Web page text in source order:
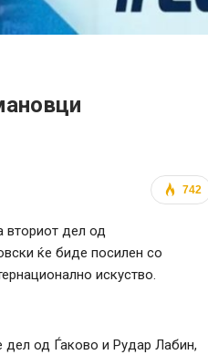
742
вториот дел од
ќе биде посилен со
искуство.
дел од Ѓаково и Рудар Лабин,